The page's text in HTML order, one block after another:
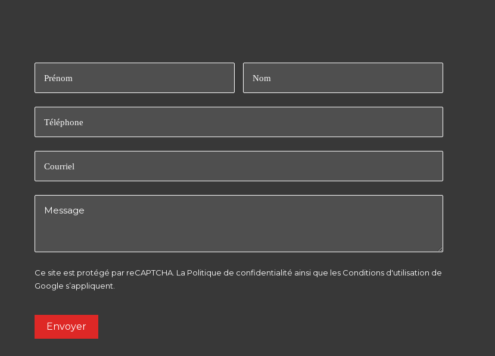
Nom
Téléphone
Courriel
Message
Ce site est protégé par reCAPTCHA. La Politique de confidentialité ainsi que les Conditions d'utilisation de
Google s’appliquent.
Envoyer